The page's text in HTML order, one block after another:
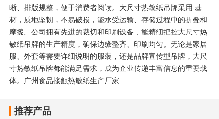
晰、排版规整，便于消费者阅读。大尺寸热敏纸吊牌采用 基
材，质地坚韧，不易破损，能承受运输、存储过程中的折叠和
摩擦。公司拥有先进的裁切和印刷设备，能精细把控大尺寸热
敏纸吊牌的生产精度，确保边缘整齐、印刷均匀。无论是家居
服、外套等需要详细说明的服装，还是品牌宣传型吊牌，大尺
寸热敏纸吊牌都能满足需求，成为企业传递丰富信息的重要载
体。广州食品接触热敏纸生产厂家
推荐产品